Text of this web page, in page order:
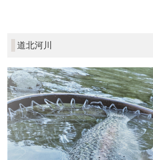
道北河川